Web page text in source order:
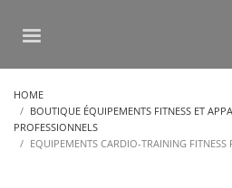
HOME
BOUTIQUE ÉQUIPEMENTS FITNESS ET
PROFESSIONNELS
EQUIPEMENTS CARDIO-TRAINING FITNESS